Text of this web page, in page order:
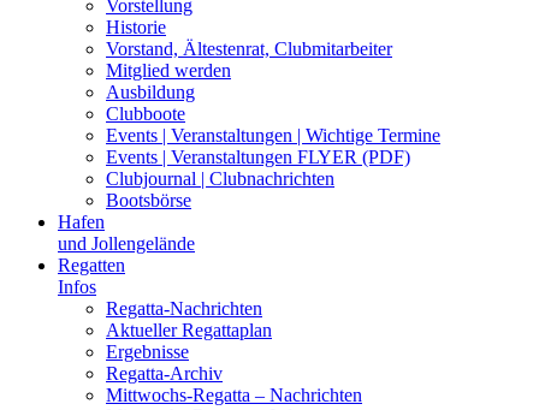
Vorstellung
Historie
Vorstand, Ältestenrat, Clubmitarbeiter
Mitglied werden
Ausbildung
Clubboote
Events | Veranstaltungen | Wichtige Termine
Events | Veranstaltungen FLYER (PDF)
Clubjournal | Clubnachrichten
Bootsbörse
Hafen
und Jollengelände
Regatten
Infos
Regatta-Nachrichten
Aktueller Regattaplan
Ergebnisse
Regatta-Archiv
Mittwochs-Regatta – Nachrichten